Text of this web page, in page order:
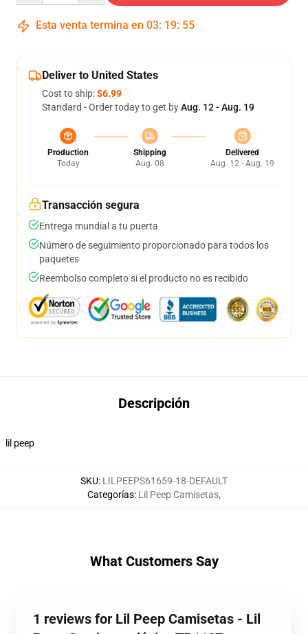
Esta venta termina en 03: 19: 54
Deliver to United States
Cost to ship:$6.99
Standard - Order today to get byAug. 12 - Aug. 19
Production
Today
Shipping
Aug. 08
Delivered
Aug. 12 - Aug. 19
Transacción segura
Entrega mundial a tu puerta
Número de seguimiento proporcionado para todos los
paquetes
Reembolso completo si el producto no es recibido
Descripción
lil peep
SKU: LILPEEPS61659-18-DEFAULT
Categorías: Lil Peep Camisetas,
What Customers Say
1 reviews for Lil Peep Camisetas - Lil